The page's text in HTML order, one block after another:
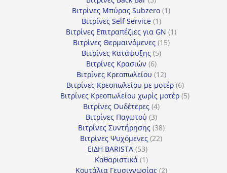
προϊόντα
Βιτρίνες Mπύρας Subzero 11
Βιτρίνες Self Service 11
προϊόν
Βιτρίνες Επιτραπέζιες για GN 11
Βιτρίνες Θερμαινόμενες 1515
Βιτρίνες Κατάψυξης 55
Βιτρίνες Κρασιών 66
προϊόντα
Βιτρίνες Κρεοπωλείου 1212
προϊόντα
Βιτρίνες Κρεοπωλείου με μοτέρ 66
προϊόντα
Βιτρίνες Κρεοπωλείου χωρίς μοτέρ 55
Βιτρίνες Ουδέτερες 44
προϊόντα
Βιτρίνες Παγωτού 33
προϊόντα
Βιτρίνες Συντήρησης 3838
προϊόντα
Βιτρίνες Ψυχόμενες 2222
ΕΙΔΗ BARISTA 5353
προϊόντα
Καθαριστικά 11
προϊόν
Κουτάλια Γευσιγνωσίας 22